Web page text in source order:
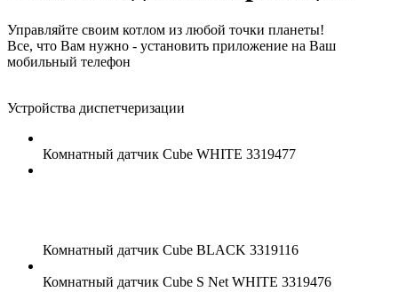
Управляйте своим котлом из любой точки планеты!
Все, что Вам нужно - установить приложение на Ваш
мобильный телефон
Устройства диспетчеризации
Комнатный датчик Cube WHITE 3319477
Комнатный датчик Cube BLACK 3319116
Комнатный датчик Cube S Net WHITE 3319476